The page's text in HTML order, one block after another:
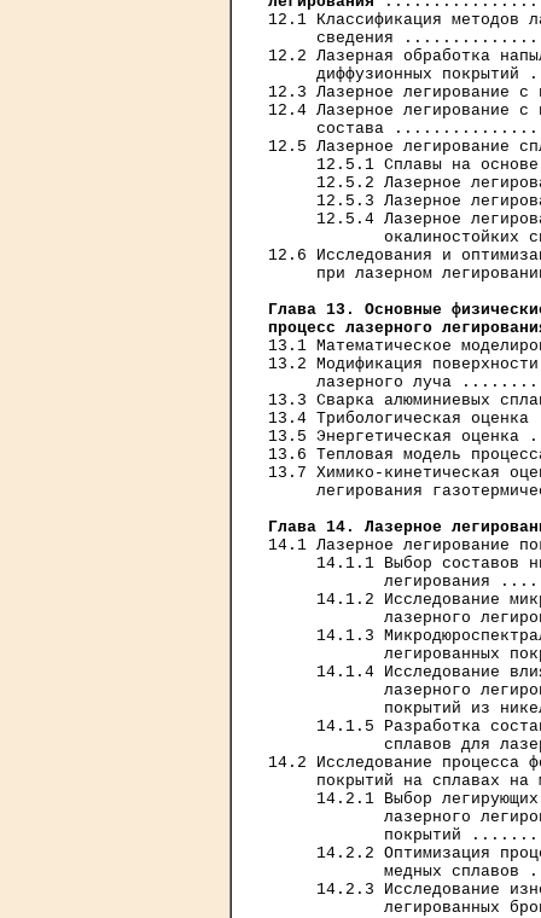
12.1 Классификация методов
сведения
12.2 Лазерная обработка
диффузионных покрытий
12.3 Лазерное легирование
12.4 Лазерное легирование с
состава
12.5 Лазерное легирование
12.5.1 Сплавы на
12.5.2 Лазерное
12.5.3 Лазерное
12.5.4 Лазерное
окалиностойких
12.6 Исследования и
при лазерном
Глава 13. Основные
процесс лазерного
13.1 Математическое
13.2 Модификация
лазерного луча
13.3 Сварка
13.4 Трибологическая
13.5 Энергетическая
13.6 Тепловая модель
13.7 Химико-кинетическая
легирования
Глава 14. Лазерное
14.1 Лазерное
14.1.1 Выбор составов
легирования
14.1.2 Исследование
лазерного
14.1.3
легированных
14.1.4 Исследование
лазерного
покрытий из
14.1.5 Разработка
сплавов для
14.2 Исследование процесса
покрытий на сплавах на
14.2.1 Выбор
лазерного
покрытий
14.2.2 Оптимизация
медных сплавов
14.2.3 Исследование
легированных